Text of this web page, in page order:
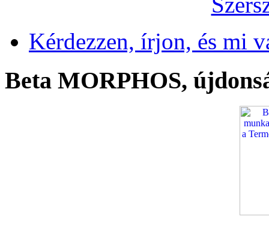
Kérdezzen, írjon, és mi
Beta MORPHOS,